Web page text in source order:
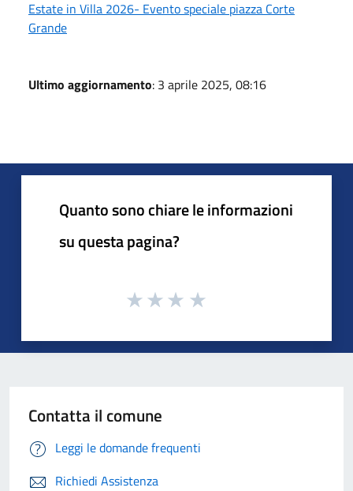
Estate in Villa 2026- Evento speciale piazza Corte
Grande
Ultimo aggiornamento: 3 aprile 2025, 08:16
Quanto sono chiare le informazioni
su questa pagina?
Contatta il comune
Leggi le domande frequenti
Richiedi Assistenza